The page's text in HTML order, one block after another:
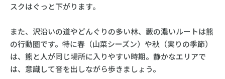
スクはぐっと下がります。
また、沢沿いの道やどんぐりの多い林、藪の濃いルートは熊
の行動圏です。特に春（山菜シーズン）や秋（実りの季節）
は、熊と人が同じ場所に入りやすい時期。静かなエリアで
は、意識して音を出しながら歩きましょう。